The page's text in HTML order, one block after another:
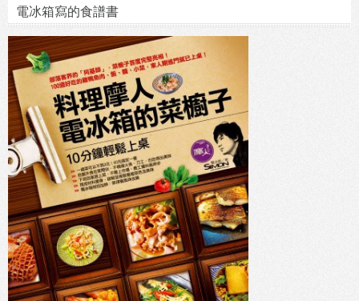
電冰箱寫的食譜書